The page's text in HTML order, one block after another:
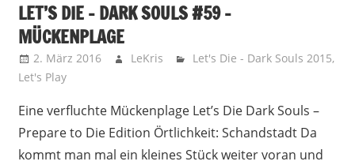
LET’S DIE – DARK SOULS #59 –
MÜCKENPLAGE
2. März 2016 LeKris Let's Die - Dark Souls 2015,
Let's Play
Eine verfluchte Mückenplage Let’s Die Dark Souls –
Prepare to Die Edition Örtlichkeit: Schandstadt Da
kommt man mal ein kleines Stück weiter voran und